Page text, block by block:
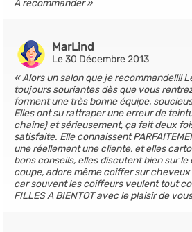
A recommander
MarLind
Le 30 Décembre 2013
Alors un salon que je recommande!!!!
toujours souriantes dès que vous
forment une très bonne équipe,
Elles ont su rattraper une erreur de
chaine) et sérieusement, ça fait deux
satisfaite. Elle connaissent
une réellement une cliente, et elles
bons conseils, elles discutent bien sur
coupe, adore même coiffer sur
car souvent les coiffeurs veulent tout
FILLES A BIENTOT avec le plaisir de